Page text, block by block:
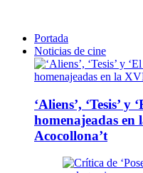
Portada
Noticias de cine
‘Aliens’, ‘Tesis’
homenajeadas en
Acocollona’t